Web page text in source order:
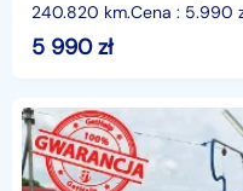
240.820 km.Cena : 5.990
wspomaganie kierownicy,
5 990zł